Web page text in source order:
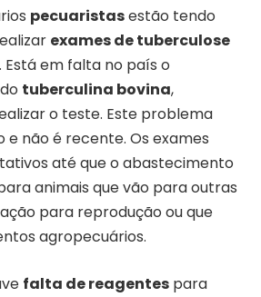
pecuaristasestão tendo
exames de tuberculose
. Está em falta no país o
tuberculina bovina,
o teste. Este problema
e não é recente. Os exames
até que o abastecimento
animais que vão para outras
para reprodução ou que
agropecuários.
falta de reagentes para